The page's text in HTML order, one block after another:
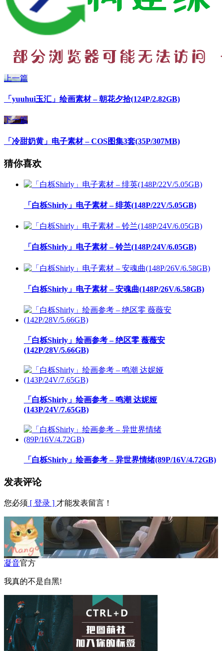
上一篇
「yuuhui玉汇」绘画素材 – 朝花夕拾(124P/2.82GB)
下一篇
「冷甜奶黄」电子素材 – COS图集3套(35P/307MB)
猜你喜欢
「白栎Shirly」电子素材 – 绯英(148P/22V/5.05GB)
「白栎Shirly」电子素材 – 铃兰(148P/24V/6.05GB)
「白栎Shirly」电子素材 – 安魂曲(148P/26V/6.58GB)
「白栎Shirly」绘画参考 – 绝区零 薇薇安
(142P/28V/5.66GB)
「白栎Shirly」绘画参考 – 鸣潮 达妮娅
(143P/24V/7.65GB)
「白栎Shirly」绘画参考 – 异世界情绪(89P/16V/4.72GB)
发表评论
您必须 [ 登录 ] 才能发表留言！
凝音官方
我真的不是自黑!